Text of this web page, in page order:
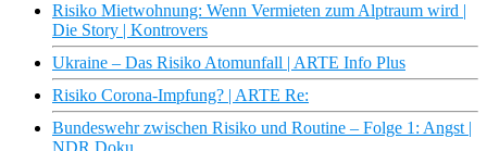
Risiko Mietwohnung: Wenn Vermieten zum Alptraum wird |
Die Story | Kontrovers
Ukraine – Das Risiko Atomunfall | ARTE Info Plus
Risiko Corona-Impfung? | ARTE Re:
Bundeswehr zwischen Risiko und Routine – Folge 1: Angst |